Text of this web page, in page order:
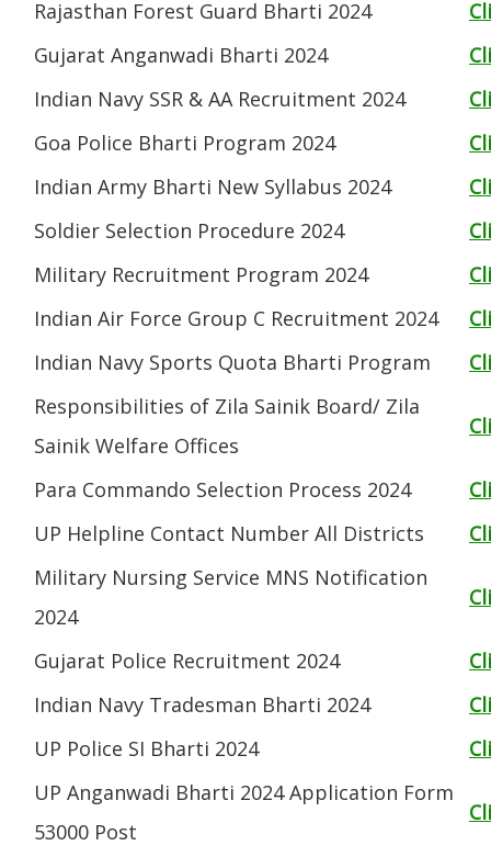
Rajasthan Forest Guard Bharti 2024
Gujarat Anganwadi Bharti 2024
Indian Navy SSR & AA Recruitment 2024
Goa Police Bharti Program 2024
Indian Army Bharti New Syllabus 2024
Soldier Selection Procedure 2024
Military Recruitment Program 2024
Indian Air Force Group C Recruitment 2024
Indian Navy Sports Quota Bharti Program
Responsibilities of Zila Sainik Board/ Zila
Sainik Welfare Offices
Para Commando Selection Process 2024
UP Helpline Contact Number All Districts
Military Nursing Service MNS Notification
2024
Gujarat Police Recruitment 2024
Indian Navy Tradesman Bharti 2024
UP Police SI Bharti 2024
UP Anganwadi Bharti 2024 Application Form
53000 Post